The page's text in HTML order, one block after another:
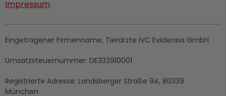
Impressum
Eingetragener Firmenname: Tierärzte IVC Evidensia GmbH
Umsatzsteuernummer: DE332910001
Registrierte Adresse: Landsberger Straße 94, 80339
München